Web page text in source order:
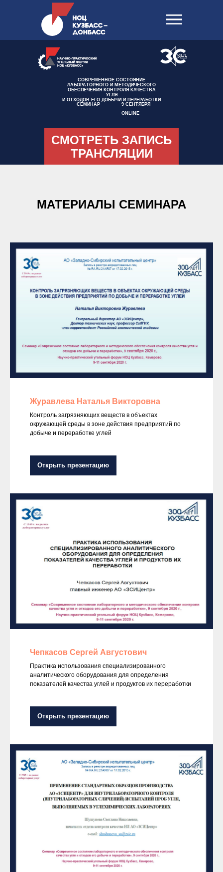
СОВРЕМЕННОЕ СОСТОЯНИЕ
ЛАБОРАТОРНОГО И МЕТОДИЧЕСКОГО
ОБЕСПЕЧЕНИЯ КОНТРОЛЯ КАЧЕСТВА
УГЛЯ
И ОТХОДОВ ЕГО ДОБЫЧИ И ПЕРЕРАБОТКИ
9 СЕНТЯБРЯ
ONLINE
СЕМИНАР
СМОТРЕТЬ ЗАПИСЬ
ТРАНСЛЯЦИИ
МАТЕРИАЛЫ СЕМИНАРА
Журавлева Наталья Викторовна
Контроль загрязняющих веществ в объектах
окружающей среды в зоне действия предприятий по
добыче и переработке углей
Открыть презентацию
Чепкасов Сергей Августович
Практика использования специализированного
аналитического оборудования для определения
показателей качества углей и продуктов их переработки
Открыть презентацию